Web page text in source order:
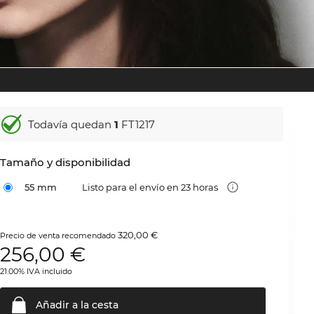
Todavía quedan1 FT1217
Tamaño y disponibilidad
55 mm Listo para el envío en 23 horas
Precio de venta recomendado320,00 €
256,00 €
21.00% IVA incluido
Añadir a la cesta